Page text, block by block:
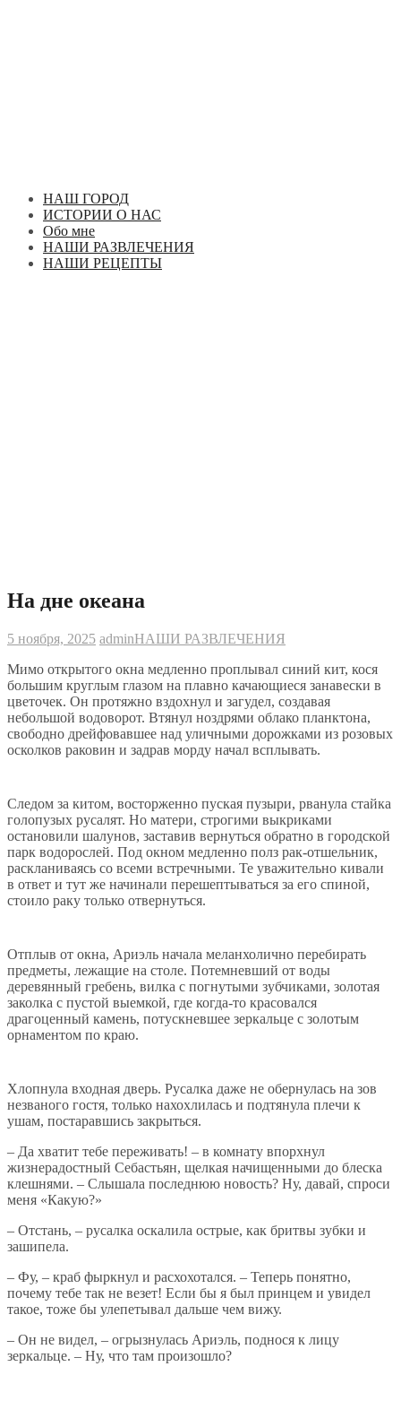
НАШ ГОРОД
ИСТОРИИ О НАС
Обо мне
НАШИ РАЗВЛЕЧЕНИЯ
НАШИ РЕЦЕПТЫ
На дне океана
5 ноября, 2025 adminНАШИ РАЗВЛЕЧЕНИЯ
Мимо открытого окна медленно проплывал синий кит, кося
большим круглым глазом на плавно качающиеся занавески в
цветочек. Он протяжно вздохнул и загудел, создавая
небольшой водоворот. Втянул ноздрями облако планктона,
свободно дрейфовавшее над уличными дорожками из розовых
осколков раковин и задрав морду начал всплывать.
Следом за китом, восторженно пуская пузыри, рванула стайка
голопузых русалят. Но матери, строгими выкриками
остановили шалунов, заставив вернуться обратно в городской
парк водорослей. Под окном медленно полз рак-отшельник,
раскланиваясь со всеми встречными. Те уважительно кивали
в ответ и тут же начинали перешептываться за его спиной,
стоило раку только отвернуться.
Отплыв от окна, Ариэль начала меланхолично перебирать
предметы, лежащие на столе. Потемневший от воды
деревянный гребень, вилка с погнутыми зубчиками, золотая
заколка с пустой выемкой, где когда-то красовался
драгоценный камень, потускневшее зеркальце с золотым
орнаментом по краю.
Хлопнула входная дверь. Русалка даже не обернулась на зов
незваного гостя, только нахохлилась и подтянула плечи к
ушам, постаравшись закрыться.
– Да хватит тебе переживать! – в комнату впорхнул
жизнерадостный Себастьян, щелкая начищенными до блеска
клешнями. – Слышала последнюю новость? Ну, давай, спроси
меня «Какую?»
– Отстань, – русалка оскалила острые, как бритвы зубки и
зашипела.
– Фу, – краб фыркнул и расхохотался. – Теперь понятно,
почему тебе так не везет! Если бы я был принцем и увидел
такое, тоже бы улепетывал дальше чем вижу.
– Он не видел, – огрызнулась Ариэль, поднося к лицу
зеркальце. – Ну, что там произошло?